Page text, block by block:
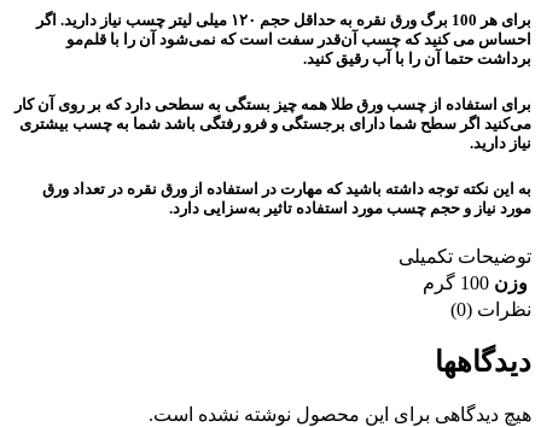
برای هر 100 برگ ورق نقره به حداقل حجم ۱۲۰ میلی لیتر چسب نیاز دارید. اگر
احساس می کنید که چسب آن‌قدر سفت است که نمی‌شود آن را با قلم‌مو
برداشت حتما آن را با آب رقیق کنید.
برای استفاده از چسب ورق طلا همه چیز بستگی به سطحی دارد که بر روی آن کار
می‌کنید اگر سطح شما دارای برجستگی و فرو رفتگی باشد شما به چسب بیشتری
نیاز دارید.
به این نکته توجه داشته باشید که مهارت در استفاده از ورق نقره در تعداد ورق
مورد نیاز و حجم چسب مورد استفاده تاثیر به‌سزایی دارد.
توضیحات تکمیلی
وزن 100 گرم
نظرات (0)
دیدگاهها
هیچ دیدگاهی برای این محصول نوشته نشده است.